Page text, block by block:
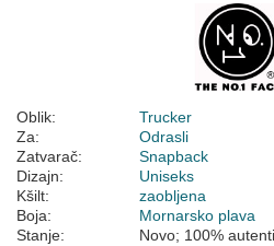
Oblik:
Trucker
Za:
Odrasli
Zatvarač:
Snapback
Dizajn:
Uniseks
Kšilt:
zaobljena
Boja:
Mornarsko plava
Stanje:
Novo; 100%